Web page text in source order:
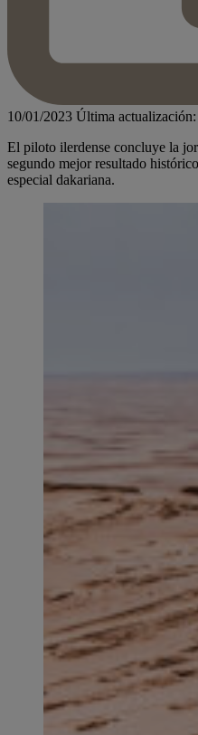
10/01/2023 Última
El piloto ilerdense concluye la
segundo mejor resultado
especial dakariana.